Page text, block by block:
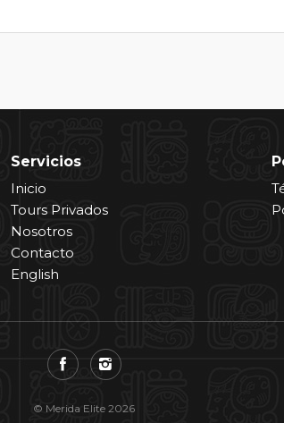
Servicios
Inicio
Tours Privados
Nosotros
Contacto
English
© Merida Elite 2026